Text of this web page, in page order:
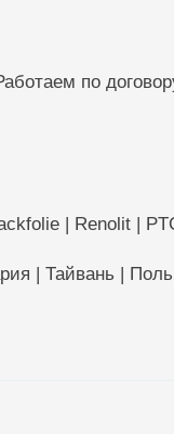
по
| Renolit |
| Тайвань |